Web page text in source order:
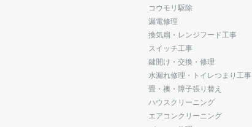
コウモリ駆除
漏電修理
換気扇・レンジフード工事
スイッチ工事
鍵開け・交換・修理
水漏れ修理・トイレつまり工事
畳・襖・障子張り替え
ハウスクリーニング
エアコンクリーニング